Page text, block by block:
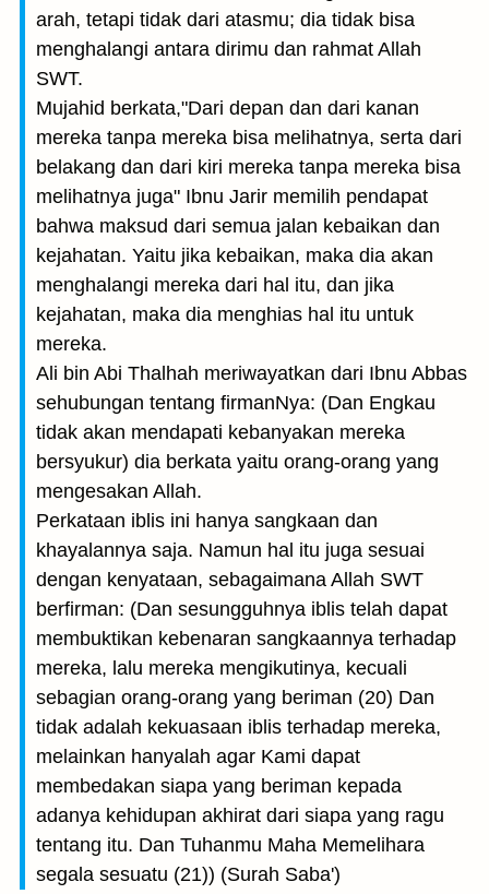
arah, tetapi tidak dari atasmu; dia tidak bisa
menghalangi antara dirimu dan rahmat Allah
SWT.
Mujahid berkata,"Dari depan dan dari kanan
mereka tanpa mereka bisa melihatnya, serta dari
belakang dan dari kiri mereka tanpa mereka bisa
melihatnya juga" Ibnu Jarir memilih pendapat
bahwa maksud dari semua jalan kebaikan dan
kejahatan. Yaitu jika kebaikan, maka dia akan
menghalangi mereka dari hal itu, dan jika
kejahatan, maka dia menghias hal itu untuk
mereka.
Ali bin Abi Thalhah meriwayatkan dari Ibnu Abbas
sehubungan tentang firmanNya: (Dan Engkau
tidak akan mendapati kebanyakan mereka
bersyukur) dia berkata yaitu orang-orang yang
mengesakan Allah.
Perkataan iblis ini hanya sangkaan dan
khayalannya saja. Namun hal itu juga sesuai
dengan kenyataan, sebagaimana Allah SWT
berfirman: (Dan sesungguhnya iblis telah dapat
membuktikan kebenaran sangkaannya terhadap
mereka, lalu mereka mengikutinya, kecuali
sebagian orang-orang yang beriman (20) Dan
tidak adalah kekuasaan iblis terhadap mereka,
melainkan hanyalah agar Kami dapat
membedakan siapa yang beriman kepada
adanya kehidupan akhirat dari siapa yang ragu
tentang itu. Dan Tuhanmu Maha Memelihara
segala sesuatu (21)) (Surah Saba')